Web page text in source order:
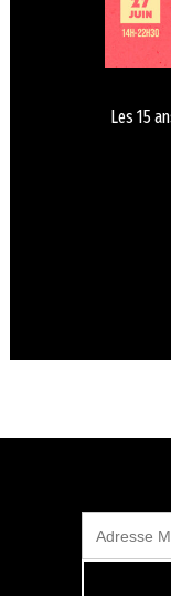
Les 15